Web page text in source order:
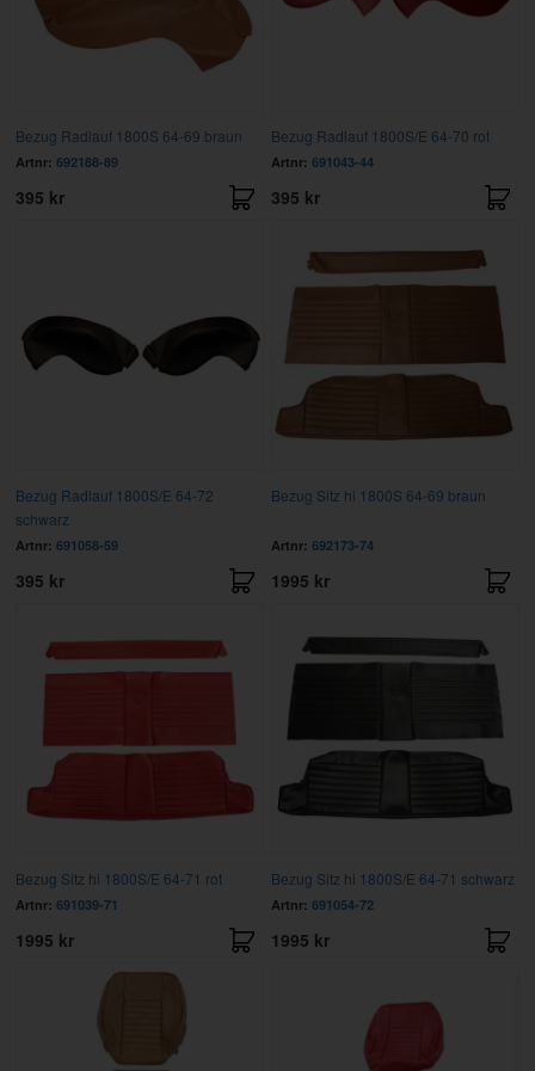
Bezug Radlauf 1800S 64-69 braun
Artnr: 692188-89
395 kr
Bezug Radlauf 1800S/E 64-70 rot
Artnr: 691043-44
395 kr
Bezug Radlauf 1800S/E 64-72
schwarz
Artnr: 691058-59
395 kr
Bezug Sitz hi 1800S 64-69 braun
Artnr: 692173-74
1995 kr
Bezug Sitz hi 1800S/E 64-71 rot
Artnr: 691039-71
1995 kr
Bezug Sitz hi 1800S/E 64-71 schwarz
Artnr: 691054-72
1995 kr